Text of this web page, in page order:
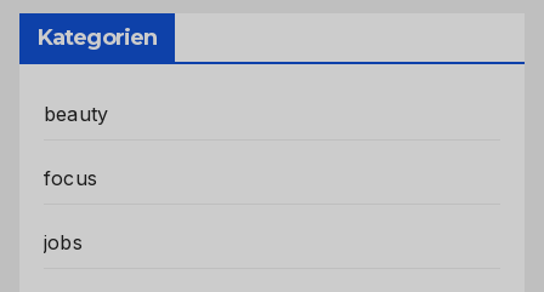
Kategorien
beauty
focus
jobs